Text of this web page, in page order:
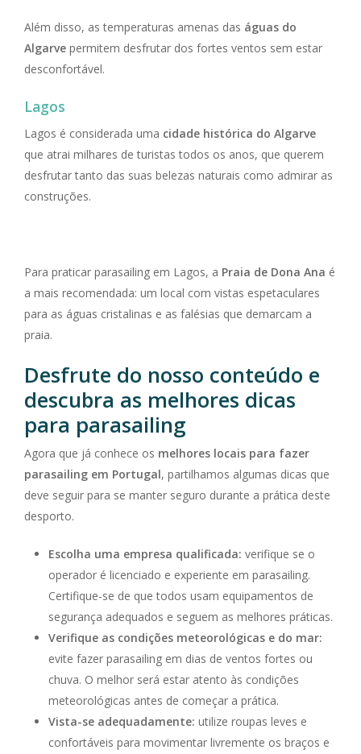
Além disso, as temperaturas amenas das águas do
Algarve permitem desfrutar dos fortes ventos sem estar
desconfortável.
Lagos
Lagos é considerada uma cidade histórica do Algarve
que atrai milhares de turistas todos os anos, que querem
desfrutar tanto das suas belezas naturais como admirar as
construções.
Para praticar parasailing em Lagos, a Praia de Dona Ana é
a mais recomendada: um local com vistas espetaculares
para as águas cristalinas e as falésias que demarcam a
praia.
Desfrute do nosso conteúdo e
descubra as melhores dicas
para parasailing
Agora que já conhece os melhores locais para fazer
parasailing em Portugal, partilhamos algumas dicas que
deve seguir para se manter seguro durante a prática deste
desporto.
Escolha uma empresa qualificada: verifique se o
operador é licenciado e experiente em parasailing.
Certifique-se de que todos usam equipamentos de
segurança adequados e seguem as melhores práticas.
Verifique as condições meteorológicas e do mar:
evite fazer parasailing em dias de ventos fortes ou
chuva. O melhor será estar atento às condições
meteorológicas antes de começar a prática.
Vista-se adequadamente: utilize roupas leves e
confortáveis para movimentar livremente os braços e